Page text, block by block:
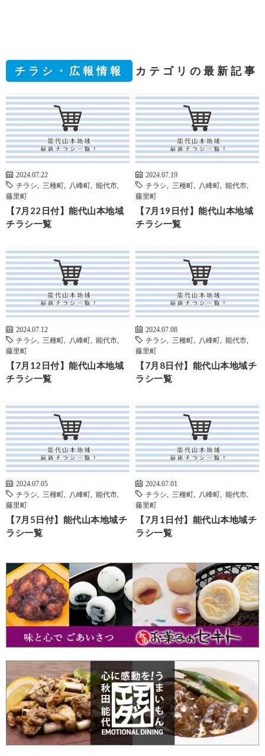
チラシ・広報情報 カテゴリの最新記事
2024.07.22
チラシ
三種町 八峰町 能代市
藤里町
【7月22日付】能代山本地域
チラシ一覧
2024.07.19
チラシ
三種町 八峰町 能代市
藤里町
【7月19日付】能代山本地域
チラシ一覧
2024.07.12
チラシ
三種町 八峰町 能代市
藤里町
【7月12日付】能代山本地域
チラシ一覧
2024.07.08
チラシ
三種町 八峰町 能代市
藤里町
【7月8日付】能代山本地域チ
ラシ一覧
2024.07.05
チラシ
三種町 八峰町 能代市
藤里町
【7月5日付】能代山本地域チ
ラシ一覧
2024.07.01
チラシ
三種町 八峰町 能代市
藤里町
【7月1日付】能代山本地域チ
ラシ一覧